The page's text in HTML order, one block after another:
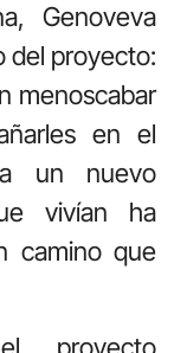
Genoveva
del proyecto:
menoscabar
en el
un nuevo
vivían ha
camino que
proyecto